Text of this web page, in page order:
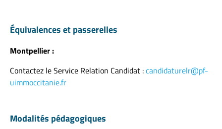
Équivalences et passerelles
Montpellier :
Contactez le Service Relation Candidat :candidaturelr@pf-
uimmoccitanie.fr
Modalités pédagogiques